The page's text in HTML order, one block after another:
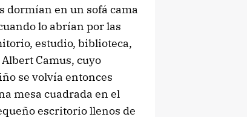
dormían en un sofá cama
lo abrían por las
estudio, biblioteca,
Camus, cuyo
se volvía entonces
mesa cuadrada en el
escritorio llenos de